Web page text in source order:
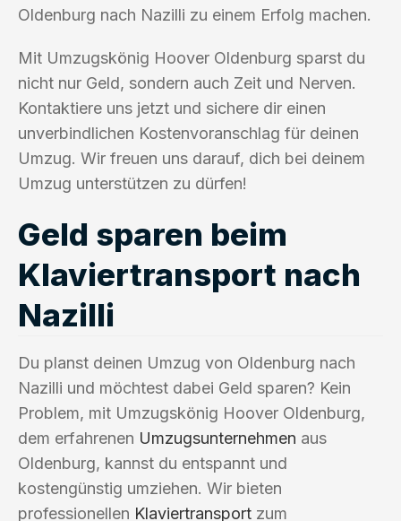
Oldenburg nach Nazilli zu einem Erfolg machen.
Mit Umzugskönig Hoover Oldenburg sparst du
nicht nur Geld, sondern auch Zeit und Nerven.
Kontaktiere uns jetzt und sichere dir einen
unverbindlichen Kostenvoranschlag für deinen
Umzug. Wir freuen uns darauf, dich bei deinem
Umzug unterstützen zu dürfen!
Geld sparen beim
Klaviertransport nach
Nazilli
Du planst deinen Umzug von Oldenburg nach
Nazilli und möchtest dabei Geld sparen? Kein
Problem, mit Umzugskönig Hoover Oldenburg,
dem erfahrenen Umzugsunternehmen aus
Oldenburg, kannst du entspannt und
kostengünstig umziehen. Wir bieten
professionellen Klaviertransport zum